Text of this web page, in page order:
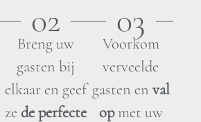
02
Breng uw
gasten bij
elkaar en geef
ze de perfecte
03
Voorkom
verveelde
gasten en val
opmet uw